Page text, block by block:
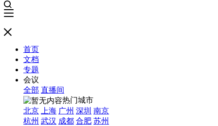
首页
文档
专题
会议
全部 直播间
热门城市
北京
上海 广州 深圳 南京
杭州 武汉 成都 合肥 苏州